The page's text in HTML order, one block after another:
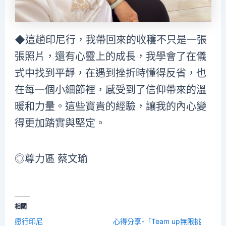
◆這趟印尼行，我帶回來的收穫不只是一張
張照片，還有心靈上的成長，我學會了在儀
式中找到平靜，在遇到挫折時懂得反省，也
在每一個小細節裡，感受到了信仰帶來的溫
暖和力量。這些寶貴的經驗，讓我的內心變
得更加踏實與堅定。
◎尊力區 蔡文瑜
相關
愿行印尼
心得分享-「Team up無限挑